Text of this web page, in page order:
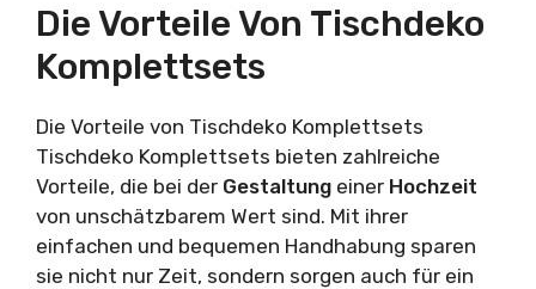
Die Vorteile Von Tischdeko
Komplettsets
Die Vorteile von Tischdeko Komplettsets
Tischdeko Komplettsets bieten zahlreiche
Vorteile, die bei der Gestaltung einer Hochzeit
von unschätzbarem Wert sind. Mit ihrer
einfachen und bequemen Handhabung sparen
sie nicht nur Zeit, sondern sorgen auch für ein